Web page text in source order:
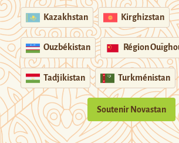
Kazakhstan Kirghizstan
Ouzbékistan Région
Tadjikistan Turkménistan
Soutenir Novastan